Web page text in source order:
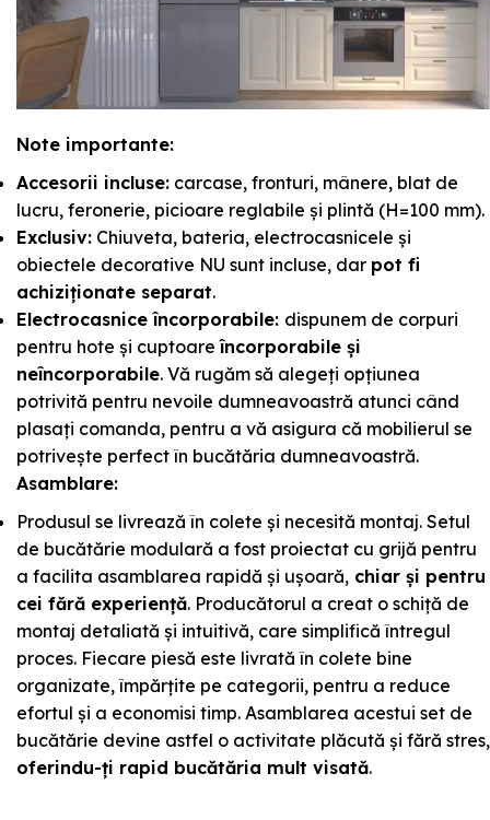
Note importante:
Accesorii incluse: carcase, fronturi, mânere, blat de
lucru, feronerie, picioare reglabile și plintă (H=100 mm).
Exclusiv: Chiuveta, bateria, electrocasnicele și
obiectele decorative NU sunt incluse, dar pot fi
achiziționate separat.
Electrocasnice încorporabile: dispunem de corpuri
pentru hote și cuptoareîncorporabile și
neîncorporabile. Vă rugăm să alegeți opțiunea
potrivită pentru nevoile dumneavoastră atunci când
plasați comanda, pentru a vă asigura că mobilierul se
potrivește perfect în bucătăria dumneavoastră.
Asamblare:
Produsul se livrează în colete și necesită montaj. Setul
de bucătărie modulară a fost proiectat cu grijă pentru
a facilita asamblarea rapidă și ușoară, chiar și pentru
cei fără experiență. Producătorul a creat o schiță de
montaj detaliată și intuitivă, care simplifică întregul
proces. Fiecare piesă este livrată în colete bine
organizate, împărțite pe categorii, pentru a reduce
efortul și a economisi timp. Asamblarea acestui set de
bucătărie devine astfel o activitate plăcută și fără stres,
oferindu-ți rapid bucătăria mult visată.